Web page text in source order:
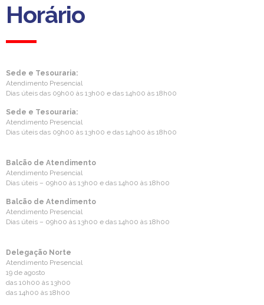
Horário
Sede e Tesouraria:
Atendimento Presencial
Dias úteis das 09h00 às 13h00 e das 14h00 às 18h00
Sede e Tesouraria:
Atendimento Presencial
Dias úteis das 09h00 às 13h00 e das 14h00 às 18h00
Balcão de Atendimento
Atendimento Presencial
Dias úteis – 09h00 às 13h00 e das 14h00 às 18h00
Balcão de Atendimento
Atendimento Presencial
Dias úteis – 09h00 às 13h00 e das 14h00 às 18h00
Delegação Norte
Atendimento Presencial
19 de agosto
das 10h00 às 13h00
das 14h00 às 18h00